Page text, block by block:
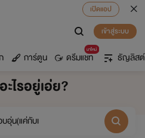
เปิดแอป
เข้าสู่ระบบ
การ์ตูน
มาใหม่
ดรีมแชท ธัญลิสต์
ไรอยู่เอ่ย?